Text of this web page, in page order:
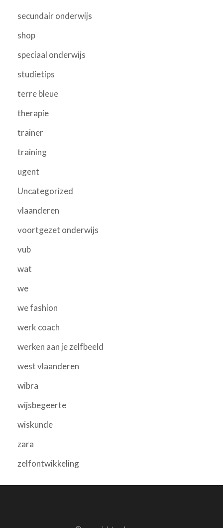
secundair onderwijs
shop
speciaal onderwijs
studietips
terre bleue
therapie
trainer
training
ugent
Uncategorized
vlaanderen
voortgezet onderwijs
vub
wat
we
we fashion
werk coach
werken aan je zelfbeeld
west vlaanderen
wibra
wijsbegeerte
wiskunde
zara
zelfontwikkeling